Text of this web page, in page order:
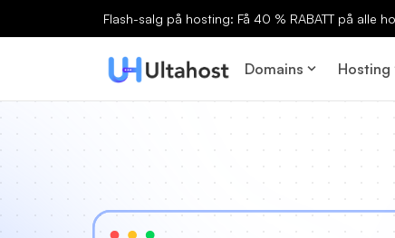
Flash-salg på hosting: Få 40 % RABATT på alle
Domains Hosting